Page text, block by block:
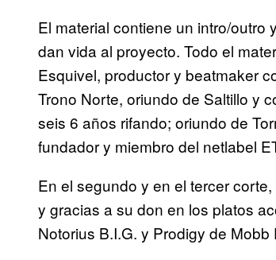
El material contiene un intro/
dan vida al proyecto. Todo el
Esquivel, productor y beatmaker
Trono Norte, oriundo de Saltillo y
seis 6 años rifando; oriundo de
fundador y miembro del netlabel
En el segundo y en el tercer
y gracias a su don en los platos
Notorius B.I.G. y Prodigy de Mobb